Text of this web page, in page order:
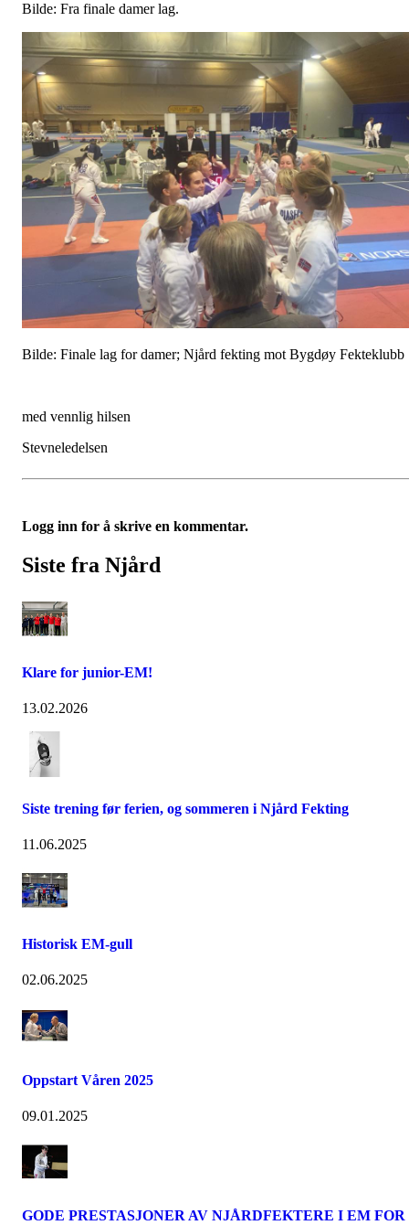
Bilde: Fra finale damer lag.
Bilde: Finale lag for damer; Njård fekting mot Bygdøy Fekteklubb
med vennlig hilsen
Stevneledelsen
Logg inn for å skrive en kommentar.
Siste fra Njård
Klare for junior-EM!
13.02.2026
Siste trening før ferien, og sommeren i Njård Fekting
11.06.2025
Historisk EM-gull
02.06.2025
Oppstart Våren 2025
09.01.2025
GODE PRESTASJONER AV NJÅRDFEKTERE I EM FOR